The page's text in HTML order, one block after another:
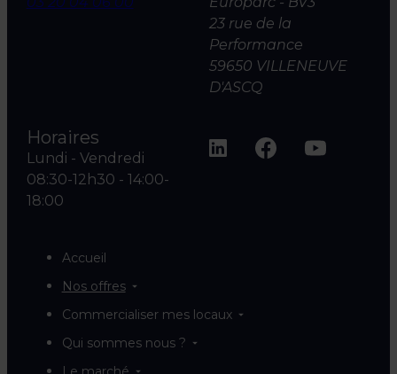
23 rue de la
Performance
59650 VILLENEUVE
D'ASCQ
Horaires
Lundi - Vendredi
08:30-12h30 - 14:00-
18:00
Accueil
Nos offres
Commercialiser mes locaux
Qui sommes nous ?